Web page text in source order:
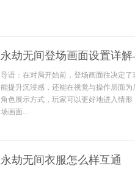
永劫无间登场画面设置详
导语：在对局开始前，登场画面往决定
能提升沉浸感，还能在视觉与操作层面
角色展示方式，玩家可以更好地进入情
场画面...
永劫无间衣服怎么样互通